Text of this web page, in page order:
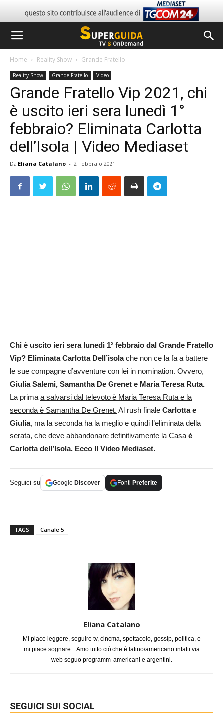
Home Reality Show Grande Fratello
Reality Show Grande Fratello Video
Grande Fratello Vip 2021, chi
è uscito ieri sera lunedì 1°
febbraio? Eliminata Carlotta
dell’Isola | Video Mediaset
Da Eliana Catalano - 2 Febbraio 2021
Chi è uscito ieri sera lunedì 1° febbraio dal Grande Fratello
Vip? Eliminata Carlotta Dell’isolache non ce la fa a battere
le sue compagne d’avventure con lei in nomination. Ovvero,
Giulia Salemi, Samantha De Grenet e Maria Teresa Ruta.
La primaa salvarsi dal televoto è Maria Teresa Ruta e la
seconda è Samantha De Grenet. Al rush finale Carlotta e
Giulia, ma la seconda ha la meglio e quindi l’eliminata della
serata, che deve abbandonare definitivamente la Casaè
Carlotta dell’Isola. Ecco Il Video Mediaset.
Seguici su Google Discover Fonti Preferite
TAGS Canale 5
Eliana Catalano
Mi piace leggere, seguire tv, cinema, spettacolo, gossip, politica, e
mi piace sognare... Amo tutto ciò che è latino/americano infatti via
web seguo programmi americani e argentini.
SEGUICI SUI SOCIAL